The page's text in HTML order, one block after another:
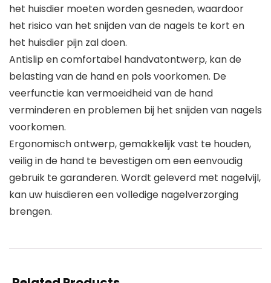
het huisdier moeten worden gesneden, waardoor
het risico van het snijden van de nagels te kort en
het huisdier pijn zal doen.
Antislip en comfortabel handvatontwerp, kan de
belasting van de hand en pols voorkomen. De
veerfunctie kan vermoeidheid van de hand
verminderen en problemen bij het snijden van nagels
voorkomen.
Ergonomisch ontwerp, gemakkelijk vast te houden,
veilig in de hand te bevestigen om een eenvoudig
gebruik te garanderen. Wordt geleverd met nagelvijl,
kan uw huisdieren een volledige nagelverzorging
brengen.